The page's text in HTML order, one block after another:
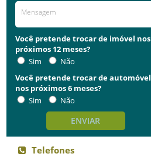
Você pretende trocar de imóvel nos
próximos 12 meses?
Sim
Não
Você pretende trocar de automóvel
nos próximos 6 meses?
Sim
Não
ENVIAR
Telefones